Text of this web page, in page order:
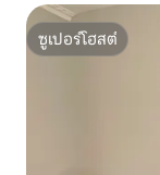
ซูเปอร์โฮสต์
ซูเปอร์โฮสต์